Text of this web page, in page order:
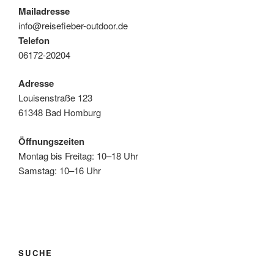
Mailadresse
info@reisefieber-outdoor.de
Telefon
06172-20204
Adresse
Louisenstraße 123
61348 Bad Homburg
Öffnungszeiten
Montag bis Freitag: 10–18 Uhr
Samstag: 10–16 Uhr
SUCHE